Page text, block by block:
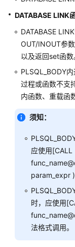
（集
中
2.x）
M-
Compatibility
开
指
（分
布
式
_V2.0-
M-
Compatibility
开
发
DATABASE LINK
DATABASE
OUT/INOUT参数
以及返回set函数
PLSQL_BODY
过程或函数不支
内函数、重载函
须知：
应使用
param_expr )
时，应使用
法格式调用。